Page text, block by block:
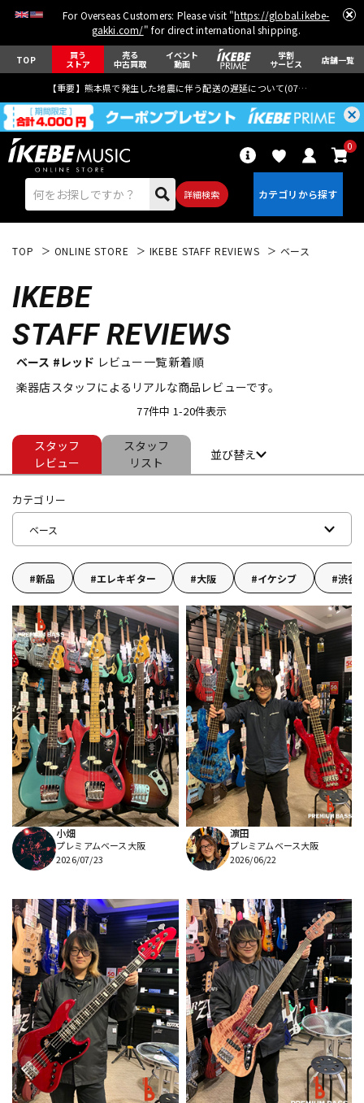
For Overseas Customers: Please visit "https://global.ikebe-
gakki.com/" for direct international shipping.
TOP 買う
ストア
売る
中古買取
イベント
動画
学割
サービス 店舗一覧
【重要】熊本県で発生した地震に伴う配送の遅延について(07月29日
詳細検索
0
エレキギター
ベース ウクレレ
ドラム パーカッション
管楽器 その他楽器
アンプ エフェクター
DJ機器 DTM
DTM オンライン納品 レコーディング機器
配信/ライブ機器 楽器アクセサリ
中古 ヴィンテージ
TOP ONLINE STORE IKEBE STAFF REVIEWS ベース
IKEBE
STAFF REVIEWS
ベース #レッド レビュー一覧 新着順
楽器店スタッフによるリアルな商品レビューです。
77件中 1-20件表示
スタッフ
レビュー
スタッフ
リスト
並び替え
カテゴリー
ベース
新品 エレキギター 大阪 イケシブ 渋谷
小畑
プレミアムベース大阪
2026/07/23
濵田
プレミアムベース大阪
2026/06/22